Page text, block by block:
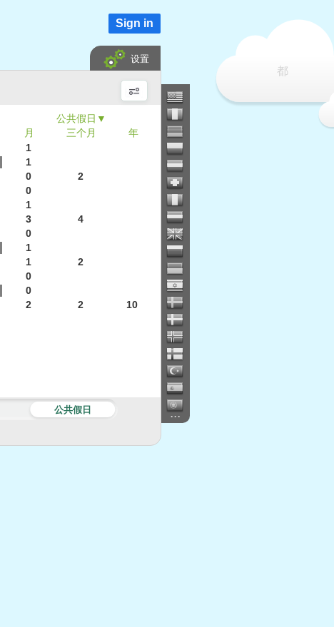
都
Sign in
设置
...
▼
月
三个月 年
1
1
0
2
0
1
3
4
0
1
1
2
0
0
2 2 10
公共假日